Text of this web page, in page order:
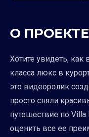
О ПРОЕКТЕ
Хотите увидеть,
класса люкс в
это видеоролик
просто сняли
путешествие по
оценить все ее